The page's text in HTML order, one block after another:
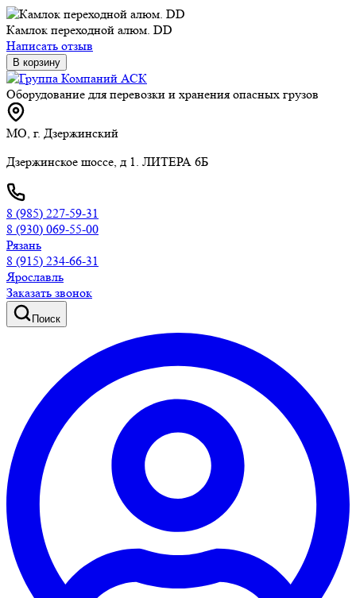
Камлок переходной алюм. DD
Написать отзыв
В корзину
Оборудование для перевозки и хранения опасных грузов
МО, г. Дзержинский
Дзержинское шоссе, д 1. ЛИТЕРА 6Б
8 (985) 227-59-31
8 (930) 069-55-00
Рязань
8 (915) 234-66-31
Ярославль
Заказать звонок
Поиск